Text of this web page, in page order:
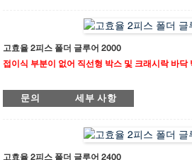
미네이팅 작업이든 이 최첨단 라미네이터는 효율
고효율 2피스 폴더 글루어 2000
접이식 부분이 없어 직선형 박스 및 크래시락 바닥
G-FOLD 2000 AC는 두 장의 골판지를 한 번에 접
대형 골판지 상자에 적합하며, 설치가 간편하고 조
어 두 장의 골판지를 동시에 공급하고 공압식 측면
접착할 수 있습니다. 이 기계는 좌우측에 두 개의
식 접착 시스템을 제공합니다. 하나는 핫멜트 접착
문의 세부 사항
고효율 2피스 폴더 글루어 2400